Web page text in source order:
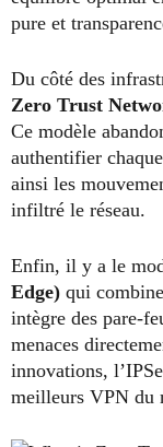
pure et
Du côté des
Zero Trust
Ce modèle
authentifier
ainsi les
infiltré le réseau.
Enfin, il y a le
Edge) qui
intègre des pare-
menaces
innovations,
meilleurs VPN du